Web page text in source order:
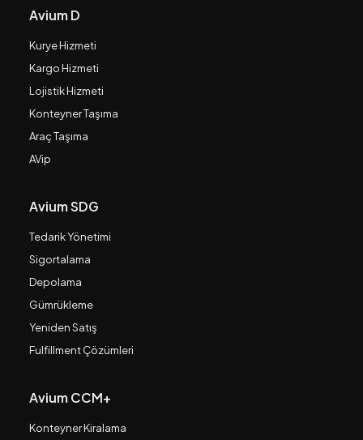
Avium D
Kurye Hizmeti
Kargo Hizmeti
Lojistik Hizmeti
Konteyner Taşıma
Araç Taşıma
AVip
Avium SDG
Tedarik Yönetimi
Sigortalama
Depolama
Gümrükleme
Yeniden Satış
Fulfillment Çözümleri
Avium CCM+
Konteyner Kiralama